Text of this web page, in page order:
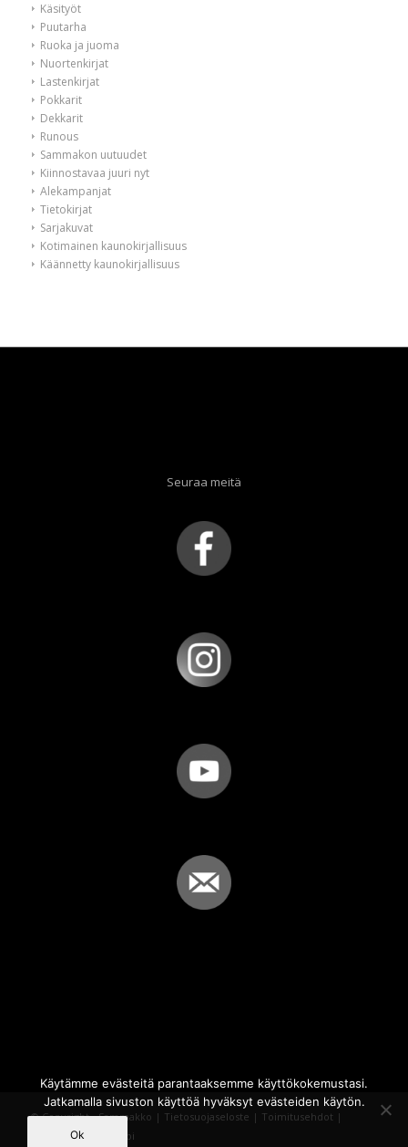
Käsityöt
Puutarha
Ruoka ja juoma
Nuortenkirjat
Lastenkirjat
Pokkarit
Dekkarit
Runous
Sammakon uutuudet
Kiinnostavaa juuri nyt
Alekampanjat
Tietokirjat
Sarjakuvat
Kotimainen kaunokirjallisuus
Käännetty kaunokirjallisuus
Seuraa meitä
© Copyright - Sammakko | Tietosuojaseloste | Toimitusehdot |
Powered by
iQWebbi
Käytämme evästeitä parantaaksemme käyttökokemustasi.
Jatkamalla sivuston käyttöä hyväksyt evästeiden käytön.
Ok